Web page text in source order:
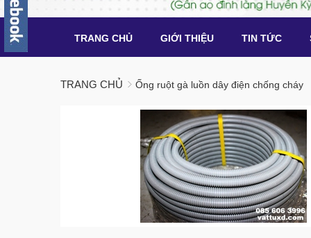
TRANG CHỦ GIỚI THIỆU TIN TỨC
TRANG CHỦ Ống ruột gà luồn dây điện chống cháy